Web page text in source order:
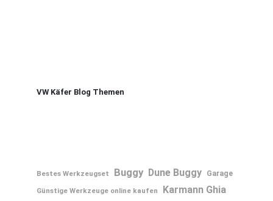
VW Käfer Blog Themen
Bestes Werkzeugset Buggy Dune Buggy
Garage
Günstige Werkzeuge online kaufen
Karmann Ghia